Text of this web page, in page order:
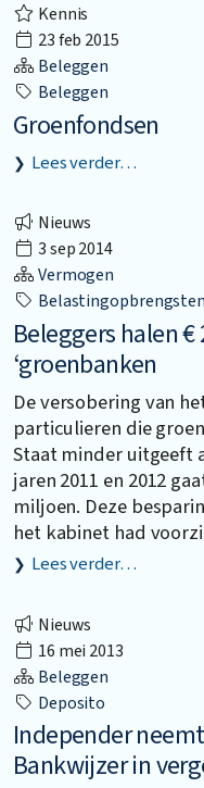
Kennis
23 feb 2015
Beleggen
Beleggen
Groenfondsen
Lees verder…
Nieuws
3 sep 2014
Vermogen
Belastingopbrengsten
Beleggers halen
‘groenbanken
De versobering van
particulieren die
Staat minder uitgeeft
jaren 2011 en 2012
miljoen. Deze
het kabinet had
Lees verder…
Nieuws
16 mei 2013
Beleggen
Deposito
Independer
Bankwijzer in